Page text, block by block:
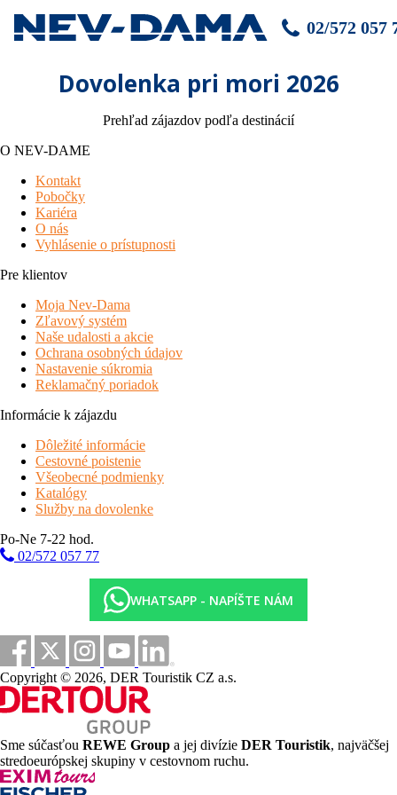
02/572 057
Dovolenka pri mori 2026
Prehľad zájazdov podľa destinácií
O NEV-DAME
Kontakt
Pobočky
Kariéra
O nás
Vyhlásenie o prístupnosti
Pre klientov
Moja Nev-Dama
Zľavový systém
Naše udalosti a akcie
Ochrana osobných údajov
Nastavenie súkromia
Reklamačný poriadok
Informácie k zájazdu
Dôležité informácie
Cestovné poistenie
Všeobecné podmienky
Katalógy
Služby na dovolenke
Po-Ne 7-22 hod.
02/572 057 77
WHATSAPP - NAPÍŠTE NÁM
Copyright © 2026, DER Touristik CZ a.s.
Sme súčasťou REWE Group a jej divízie DER Touristik, najväčšej
stredoeurópskej skupiny v cestovnom ruchu.